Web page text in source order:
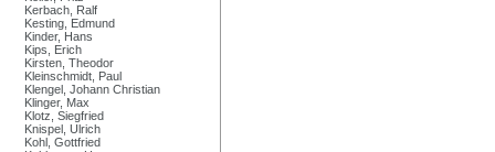
Kerbach, Ralf
Kesting, Edmund
Kinder, Hans
Kips, Erich
Kirsten, Theodor
Kleinschmidt, Paul
Klengel, Johann Christian
Klinger, Max
Klotz, Siegfried
Knispel, Ulrich
Kohl, Gottfried